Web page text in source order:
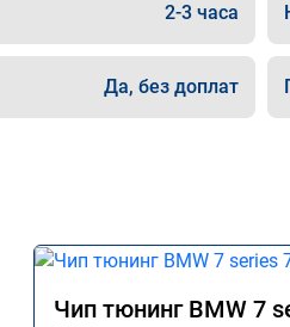
2-3 часа
Да, без доплат
Чип тюнинг BMW 7